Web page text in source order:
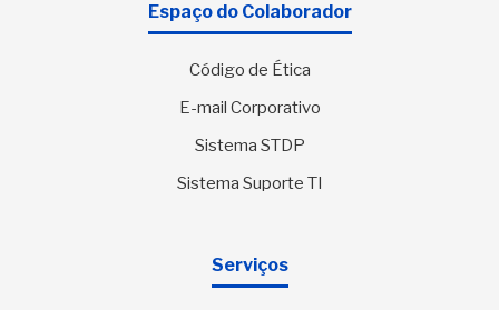
Espaço do Colaborador
Código de Ética
E-mail Corporativo
Sistema STDP
Sistema Suporte TI
Serviços